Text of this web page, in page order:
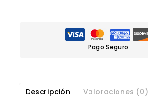
Pago Seguro
Descripción Valoraciones (0)